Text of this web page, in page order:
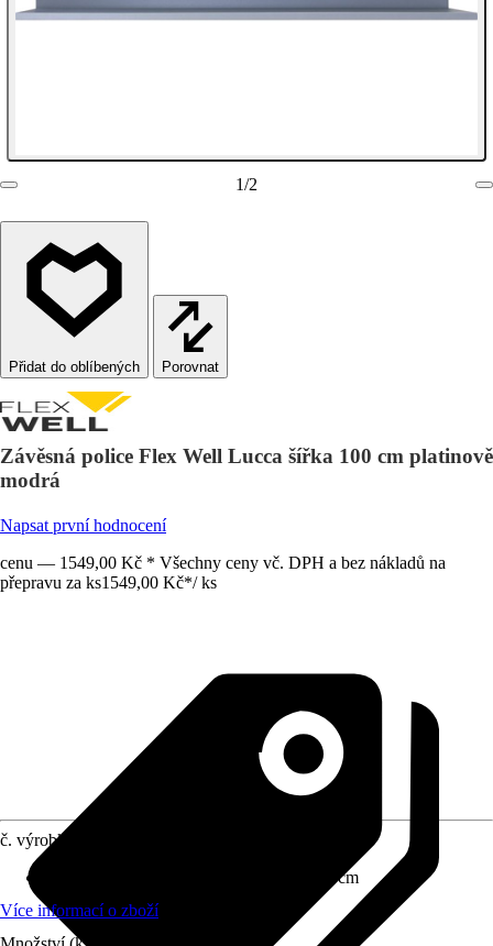
1/2
Porovnat
Závěsná police Flex Well Lucca šířka 100 cm platinově
modrá
Napsat první hodnocení
cenu — 1549,00 Kč * Všechny ceny vč. DPH a bez nákladů na
přepravu za ks1549,00 Kč*/ ks
č. výrobku
100 cm x 23 cm x 19 cm
Více informací o zboží